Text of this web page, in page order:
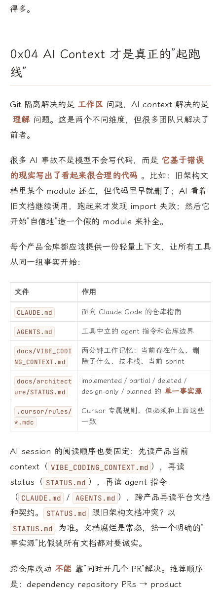
得多。
0x04 AI Context 才是真正的”起跑
线”
Git 隔离解决的是 工作区 问题，AI context 解决的是
理解 问题。这是两个不同维度，但很多团队只解决了
前者。
很多 AI 事故不是模型不会写代码，而是 它基于错误
的现实写出了看起来很合理的代码 。比如：旧架构文
档里某个 module 还在，但代码里早就删了；AI 看着
旧文档继续调用，跑起来才发现 import 失败；然后它
开始”自信地”造一个假的 module 来补全。
每个产品仓库都应该提供一份轻量上下文，让所有工具
从同一组事实开始：
文件 作用
CLAUDE.md 面向 Claude Code 的仓库指南
AGENTS.md 工具中立的 agent 指令和仓库边界
docs/VIBE_CODI
NG_CONTEXT.md
两分钟工作记忆：当前存在什么、删
除了什么、技术栈、当前 sprint
docs/architect
ure/STATUS.md
implemented / partial / deleted /
design-only / planned 的 单一事实源
.cursor/rules/
*.mdc
Cursor 专属规则，但必须和上面这些
一致
AI session 的阅读顺序也要固定：先读产品当前
context（ VIBE_CODING_CONTEXT.md ），再读
status（ STATUS.md ），再读 agent 指令
（ CLAUDE.md / AGENTS.md ），跨产品再读平台文档
和契约。
STATUS.md 跟旧架构文档冲突？以
STATUS.md
为准。文档腐烂是常态，给一个明确的”
事实源”比假装所有文档都对要诚实。
跨仓库改动 不能 靠”同时开几个 PR”解决。推荐顺序
是：dependency repository PRs → product